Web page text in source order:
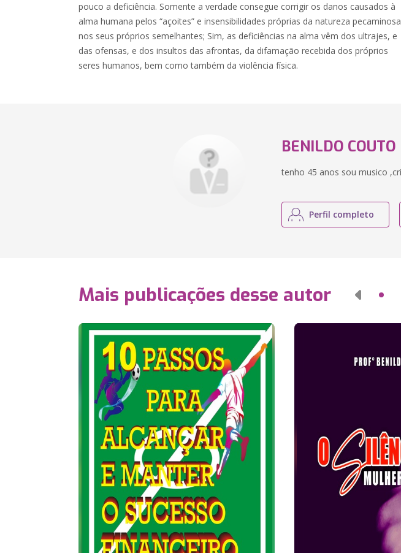
pouco a deficiência. Somente a verdade consegue corrigir os danos causados à
alma humana pelos “açoites” e insensibilidades próprias da natureza pecaminosa
nos seus próprios semelhantes; Sim, as deficiências na alma vêm dos ultrajes, e
das ofensas, e dos insultos das afrontas, da difamação recebida dos próprios
seres humanos, bem como também da violência física.
BENILDO COUTO
tenho 45 anos sou musico
Perfil completo
Mais publicações desse autor